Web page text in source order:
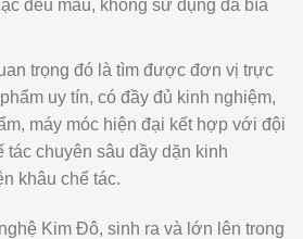
đều màu, không sử dụng đá bìa
trọng đó là tìm được đơn vị trực
uy tín, có đầy đủ kinh nghiệm,
máy móc hiện đại kết hợp với đội
tác chuyên sâu dầy dặn kinh
khâu chế tác.
Kim Đô, sinh ra và lớn lên trong